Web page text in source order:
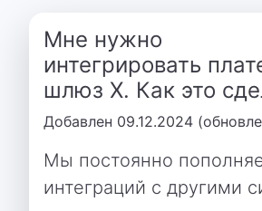
Мне нужно
интегрировать
шлюз Х. Как это
Добавлен 09.12.2024
Мы постоянно
интеграций с другими